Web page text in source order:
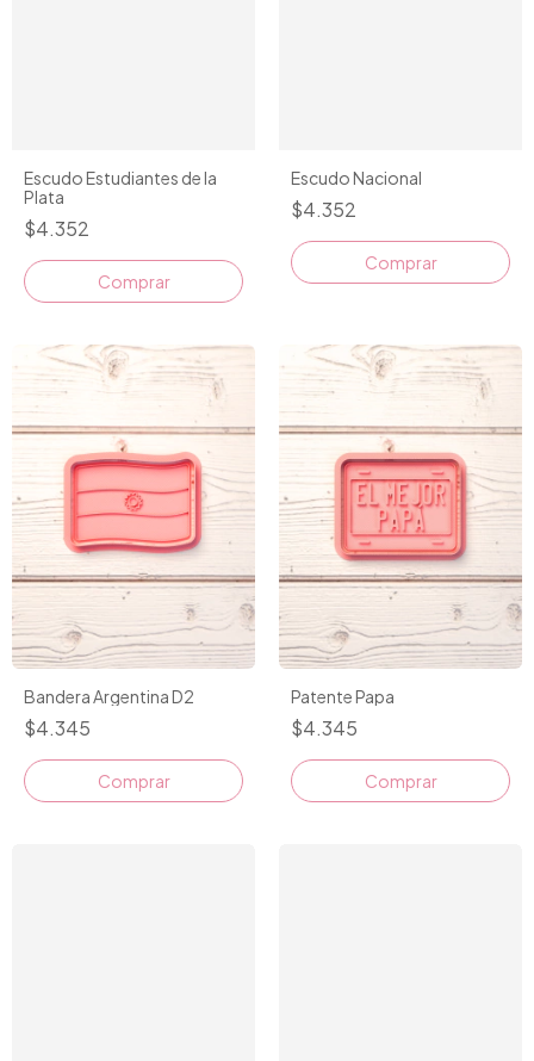
Escudo Estudiantes de la
Plata
$4.352
Comprar
Escudo Nacional
$4.352
Comprar
Bandera Argentina D2
$4.345
Comprar
Patente Papa
$4.345
Comprar